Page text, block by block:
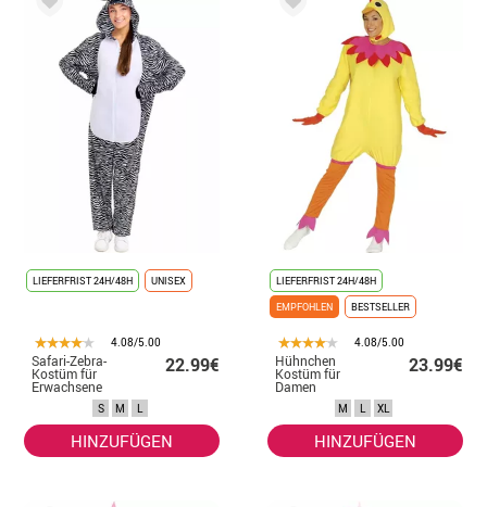
LIEFERFRIST 24H/48H UNISEX
4.08/5.00
Safari-Zebra-
Kostüm für
Erwachsene
22.99€
S M L
HINZUFÜGEN
LIEFERFRIST 24H/48H
EMPFOHLEN
BESTSELLER
4.08/5.00
Hühnchen
Kostüm für
Damen
23.99€
M L XL
HINZUFÜGEN